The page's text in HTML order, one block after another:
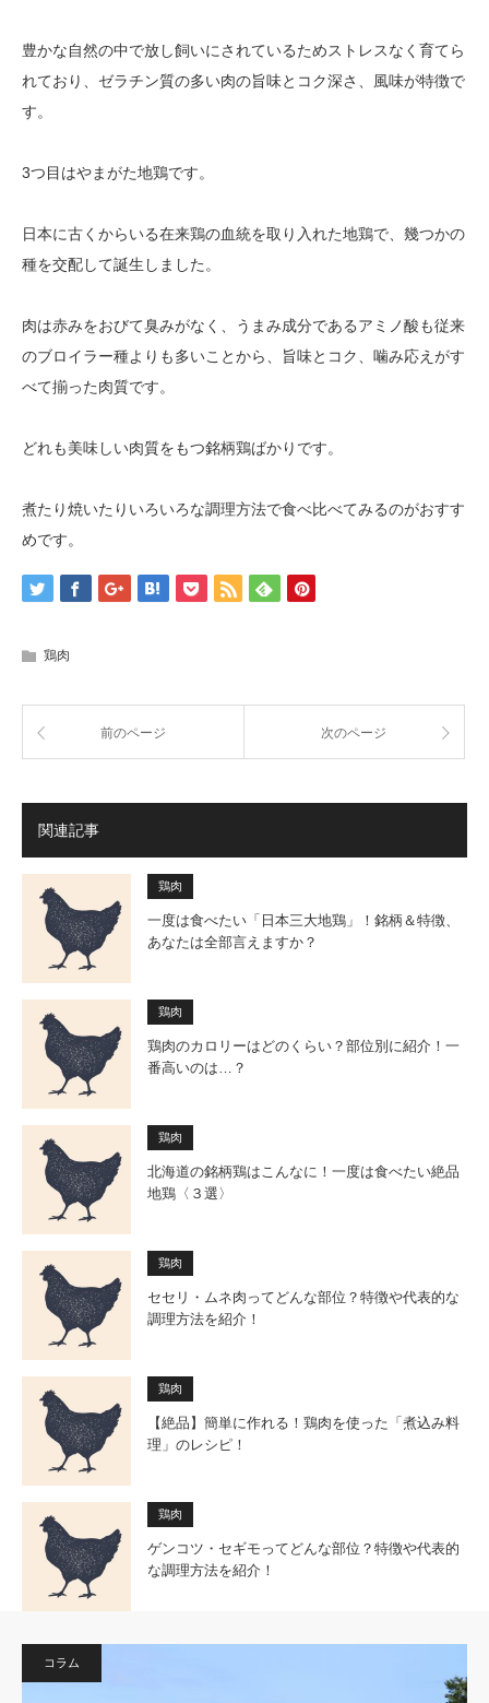
豊かな自然の中で放し飼いにされているためストレスなく育てら
れており、ゼラチン質の多い肉の旨味とコク深さ、風味が特徴で
す。
3つ目はやまがた地鶏です。
日本に古くからいる在来鶏の血統を取り入れた地鶏で、幾つかの
種を交配して誕生しました。
肉は赤みをおびて臭みがなく、うまみ成分であるアミノ酸も従来
のブロイラー種よりも多いことから、旨味とコク、噛み応えがす
べて揃った肉質です。
どれも美味しい肉質をもつ銘柄鶏ばかりです。
煮たり焼いたりいろいろな調理方法で食べ比べてみるのがおすす
めです。
鶏肉
前のページ 次のページ
関連記事
鶏肉
一度は食べたい「日本三大地鶏」！銘柄＆特徴、
あなたは全部言えますか？
鶏肉
鶏肉のカロリーはどのくらい？部位別に紹介！一
番高いのは…？
鶏肉
北海道の銘柄鶏はこんなに！一度は食べたい絶品
地鶏〈３選〉
鶏肉
セセリ・ムネ肉ってどんな部位？特徴や代表的な
調理方法を紹介！
鶏肉
【絶品】簡単に作れる！鶏肉を使った「煮込み料
理」のレシピ！
鶏肉
ゲンコツ・セギモってどんな部位？特徴や代表的
な調理方法を紹介！
コラム